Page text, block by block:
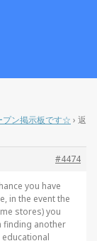
プン掲示板です☆ › 返
#4474
you have
in the event the
stores) you
finding another